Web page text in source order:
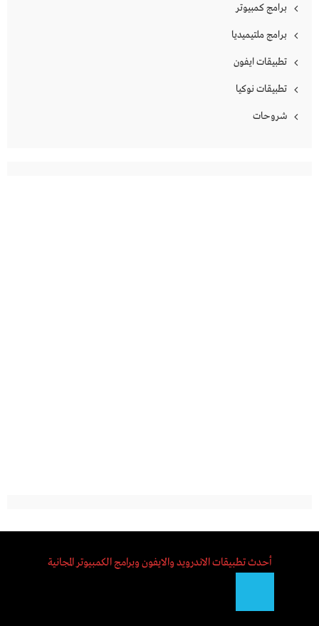
برامج كمبيوتر
برامج ملتيميديا
تطبيقات ايفون
تطبيقات نوكيا
شروحات
أحدث تطبيقات الاندرويد والايفون وبرامج الكمبيوتر المجانية